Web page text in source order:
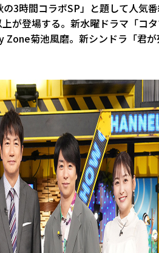
の3時間コラボSP」と題して人
が登場する。新水曜ドラマ「コ
Zone菊池風磨。新シンドラ「君